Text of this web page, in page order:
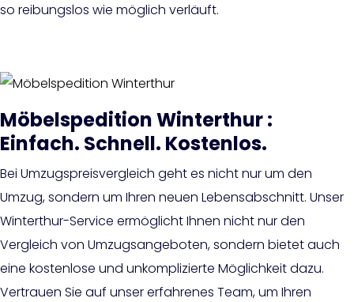
so reibungslos wie möglich verläuft.
Möbelspedition Winterthur :
Einfach. Schnell. Kostenlos.
Bei Umzugspreisvergleich geht es nicht nur um den
Umzug, sondern um Ihren neuen Lebensabschnitt. Unser
Winterthur-Service ermöglicht Ihnen nicht nur den
Vergleich von Umzugsangeboten, sondern bietet auch
eine kostenlose und unkomplizierte Möglichkeit dazu.
Vertrauen Sie auf unser erfahrenes Team, um Ihren